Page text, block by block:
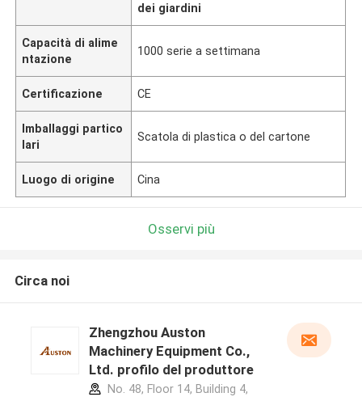
dei giardini
Capacità di alime
ntazione
1000 serie a settimana
Certificazione CE
Imballaggi partico
lari
Scatola di plastica o del cartone
Luogo di origine Cina
Osservi più
Circa noi
Zhengzhou Auston
Machinery Equipment Co.,
Ltd. profilo del produttore
No. 48, Floor 14, Building 4,